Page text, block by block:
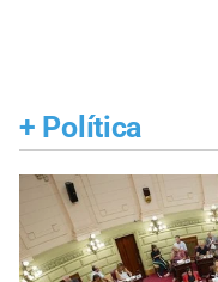
+ Política